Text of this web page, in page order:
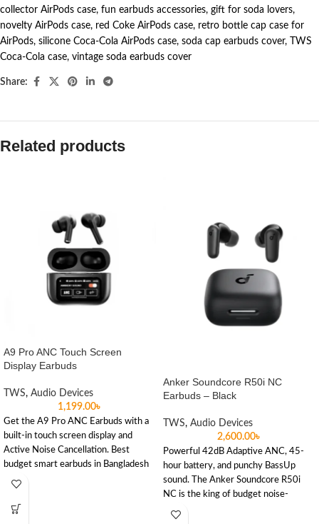
collector AirPods case, fun earbuds accessories, gift for soda lovers,
novelty AirPods case, red Coke AirPods case, retro bottle cap case for
AirPods, silicone Coca-Cola AirPods case, soda cap earbuds cover,
TWS
Coca-Cola case, vintage soda earbuds cover
Share:
Related products
A9 Pro ANC Touch Screen
Display Earbuds
TWS, Audio Devices
1,199.00৳
Get the A9 Pro ANC Earbuds with a
built-in touch screen display and
Active Noise Cancellation. Best
budget smart earbuds in Bangladesh
for only ৳1,199.
Anker Soundcore R50i NC
Earbuds – Black
TWS, Audio Devices
2,600.00৳
Powerful 42dB Adaptive ANC, 45-
hour battery, and punchy BassUp
sound. The Anker Soundcore R50i
NC is the king of budget noise-
cancelling earbuds in Bangladesh.